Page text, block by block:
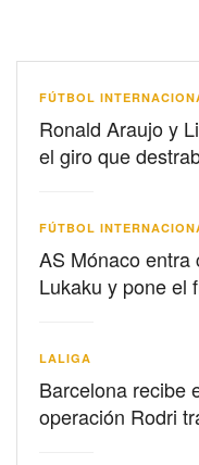
FÚTBOL
Ronald Araujo y
el giro que
FÚTBOL
AS Mónaco entra
Lukaku y pone el
LALIGA
Barcelona recibe
operación Rodri